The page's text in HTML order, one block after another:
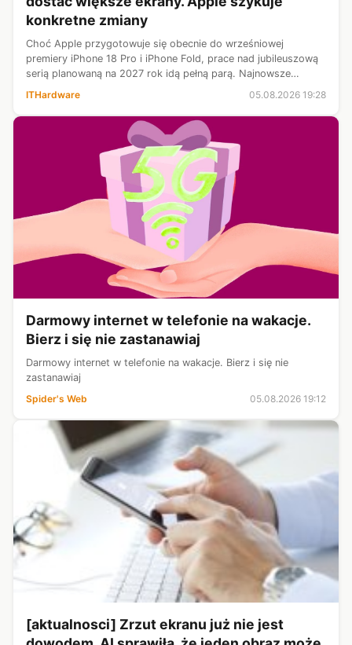
konkretne zmiany
Choć Apple przygotowuje się obecnie do wrześniowej
premiery iPhone 18 Pro i iPhone Fold, prace nad jubileuszową
serią planowaną na 2027 rok idą pełną parą. Najnowsze
Max otrzymają większe wyśw...
ITHardware 05.08.2026 19:28
Darmowy internet w telefonie na wakacje.
Bierz i się nie zastanawiaj
Darmowy internet w telefonie na wakacje. Bierz i się nie
zastanawiaj
Spider's Web
05.08.2026 19:12
[aktualnosci] Zrzut ekranu już nie jest